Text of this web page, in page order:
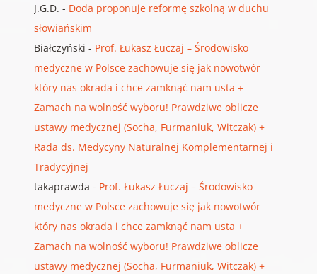
J.G.D. - Doda proponuje reformę szkolną w duchu
słowiańskim
Białczyński - Prof. Łukasz Łuczaj – Środowisko
medyczne w Polsce zachowuje się jak nowotwór
który nas okrada i chce zamknąć nam usta +
Zamach na wolność wyboru! Prawdziwe oblicze
ustawy medycznej (Socha, Furmaniuk, Witczak) +
Rada ds. Medycyny Naturalnej Komplementarnej i
Tradycyjnej
takaprawda - Prof. Łukasz Łuczaj – Środowisko
medyczne w Polsce zachowuje się jak nowotwór
który nas okrada i chce zamknąć nam usta +
Zamach na wolność wyboru! Prawdziwe oblicze
ustawy medycznej (Socha, Furmaniuk, Witczak) +